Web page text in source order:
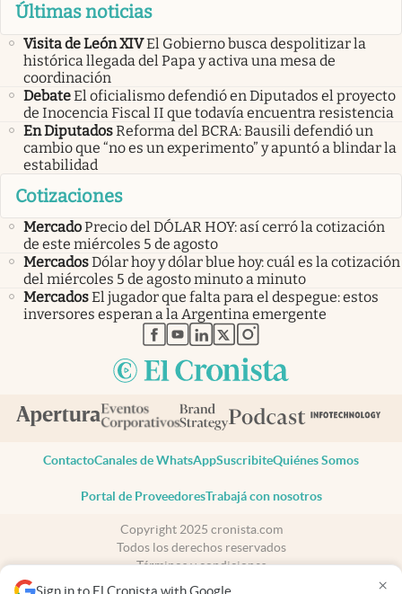
Sign in to El Cronista with Google ×
Últimas noticias
Visita de León XIVEl Gobierno busca despolitizar la
histórica llegada del Papa y activa una mesa de
coordinación
DebateEl oficialismo defendió en Diputados el proyecto
de Inocencia Fiscal II que todavía encuentra resistencia
En DiputadosReforma del BCRA: Bausili defendió un
cambio que “no es un experimento” y apuntó a blindar la
estabilidad
Cotizaciones
MercadoPrecio del DÓLAR HOY: así cerró la cotización
de este miércoles 5 de agosto
MercadosDólar hoy y dólar blue hoy: cuál es la cotización
del miércoles 5 de agosto minuto a minuto
MercadosEl jugador que falta para el despegue: estos
inversores esperan a la Argentina emergente
abre en nueva pestaña
abre en nueva pestaña
abre en nueva pestaña
abre en nueva pestaña
abre en nueva pestaña
ContactoCanales de WhatsAppSuscribiteQuiénes Somos
Portal de ProveedoresTrabajá con nosotros
Copyright 2025 cronista.com
Todos los derechos reservados
Términos y condiciones
Privacidad